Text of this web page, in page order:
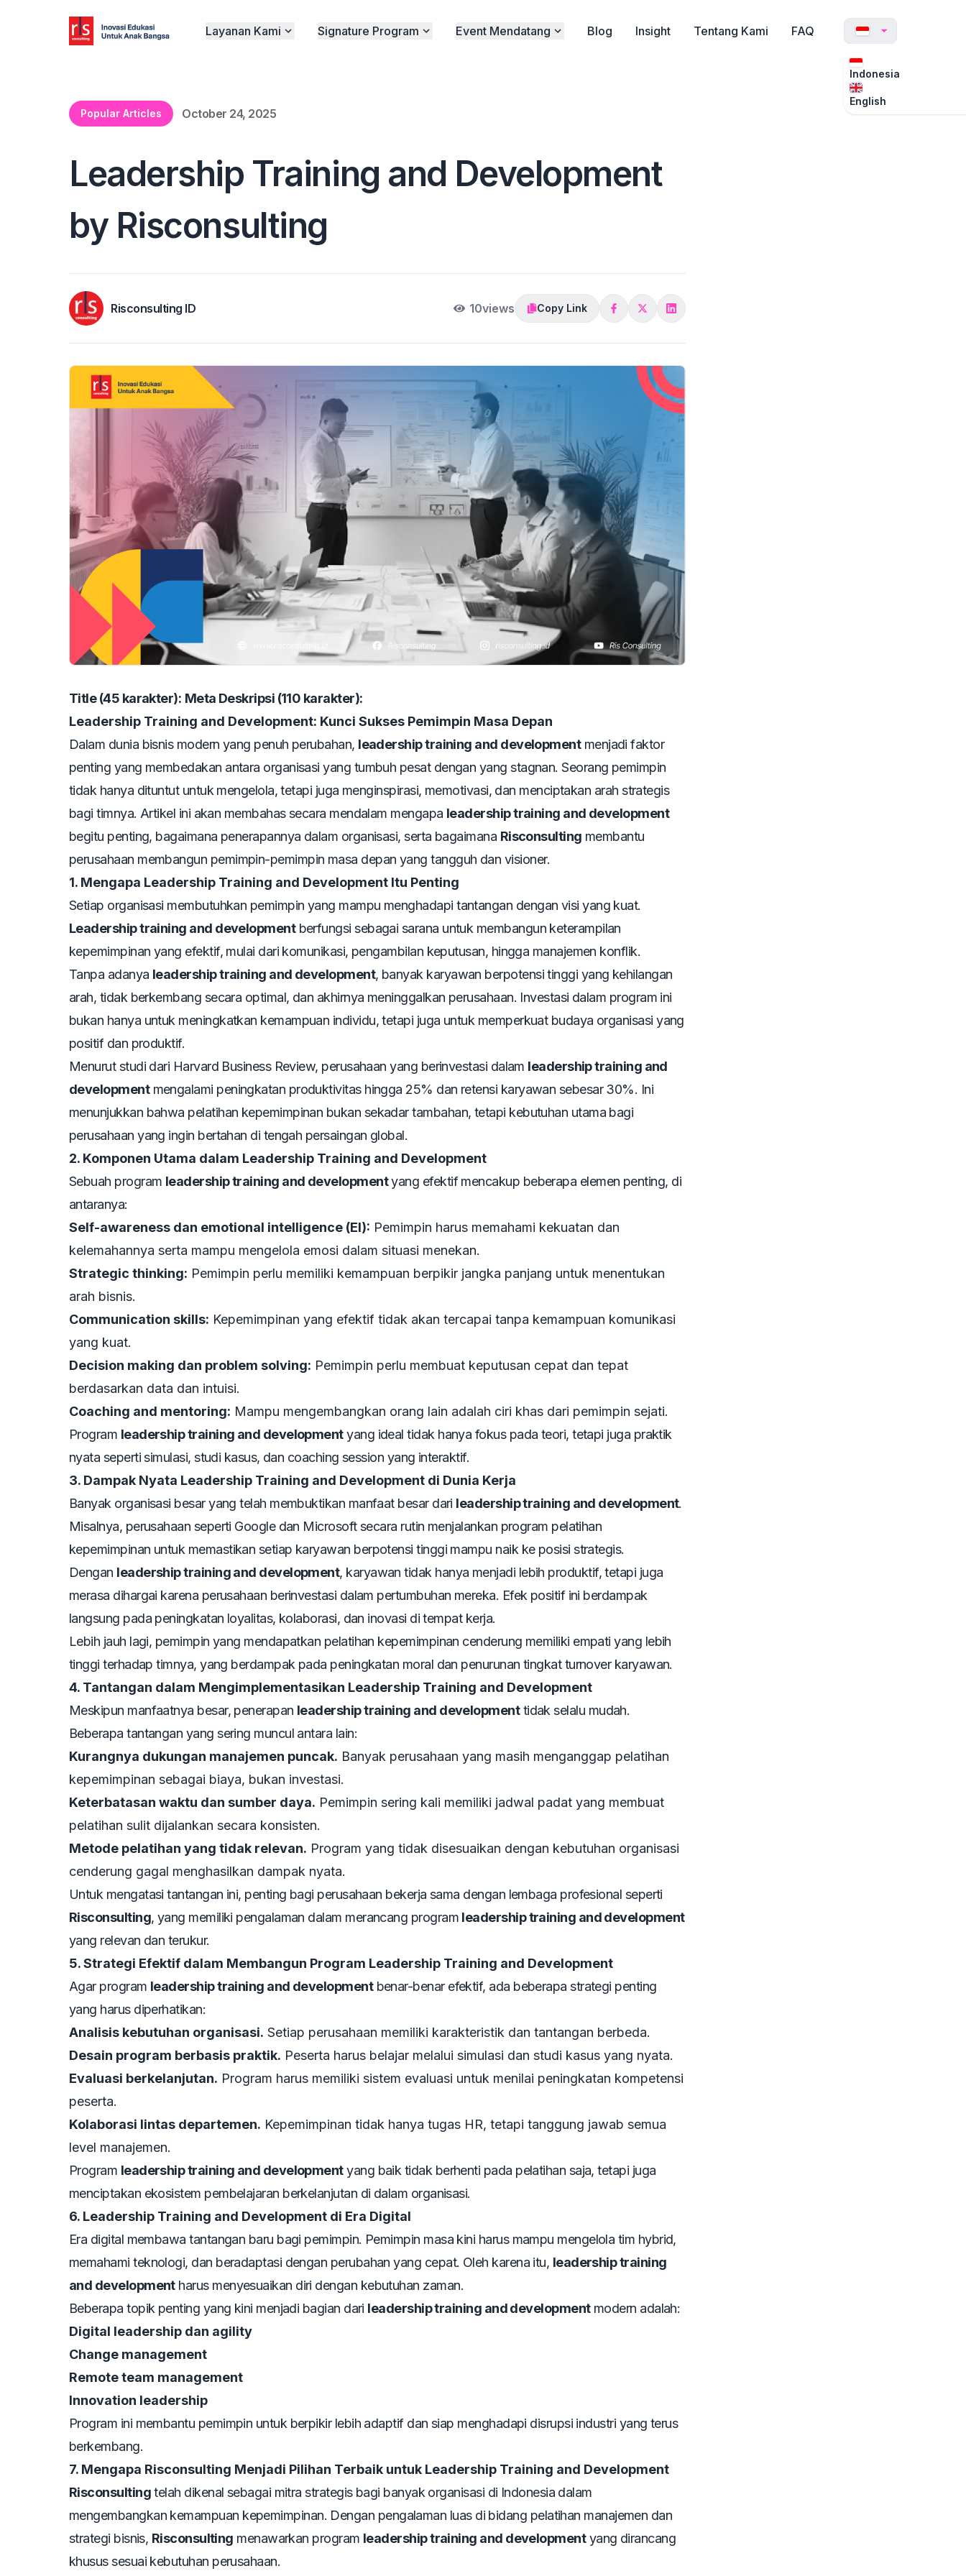
Layanan Kami Signature Program Event Mendatang Blog Insight Tentang Kami FAQ
Indonesia
English
Popular Articles
October 24, 2025
Leadership Training and Development
by Risconsulting
Risconsulting ID 10views Copy Link
Title (45 karakter): Meta Deskripsi (110 karakter):
Leadership Training and Development: Kunci Sukses Pemimpin Masa Depan
Dalam dunia bisnis modern yang penuh perubahan, leadership training and developmentmenjadi faktor
penting yang membedakan antara organisasi yang tumbuh pesat dengan yang stagnan. Seorang pemimpin
tidak hanya dituntut untuk mengelola, tetapi juga menginspirasi, memotivasi, dan menciptakan arah strategis
bagi timnya. Artikel ini akan membahas secara mendalam mengapa leadership training and development
begitu penting, bagaimana penerapannya dalam organisasi, serta bagaimana Risconsulting membantu
perusahaan membangun pemimpin-pemimpin masa depan yang tangguh dan visioner.
1. Mengapa Leadership Training and Development Itu Penting
Setiap organisasi membutuhkan pemimpin yang mampu menghadapi tantangan dengan visi yang kuat.
Leadership training and developmentberfungsi sebagai sarana untuk membangun keterampilan
kepemimpinan yang efektif, mulai dari komunikasi, pengambilan keputusan, hingga manajemen konflik.
Tanpa adanya leadership training and development, banyak karyawan berpotensi tinggi yang kehilangan
arah, tidak berkembang secara optimal, dan akhirnya meninggalkan perusahaan. Investasi dalam program ini
bukan hanya untuk meningkatkan kemampuan individu, tetapi juga untuk memperkuat budaya organisasi yang
positif dan produktif.
Menurut studi dari Harvard Business Review, perusahaan yang berinvestasi dalam leadership training and
developmentmengalami peningkatan produktivitas hingga 25% dan retensi karyawan sebesar 30%. Ini
menunjukkan bahwa pelatihan kepemimpinan bukan sekadar tambahan, tetapi kebutuhan utama bagi
perusahaan yang ingin bertahan di tengah persaingan global.
2. Komponen Utama dalam Leadership Training and Development
Sebuah program leadership training and developmentyang efektif mencakup beberapa elemen penting, di
antaranya:
Self-awareness dan emotional intelligence (EI): Pemimpin harus memahami kekuatan dan
kelemahannya serta mampu mengelola emosi dalam situasi menekan.
Strategic thinking: Pemimpin perlu memiliki kemampuan berpikir jangka panjang untuk menentukan
arah bisnis.
Communication skills: Kepemimpinan yang efektif tidak akan tercapai tanpa kemampuan komunikasi
yang kuat.
Decision making dan problem solving: Pemimpin perlu membuat keputusan cepat dan tepat
berdasarkan data dan intuisi.
Coaching and mentoring: Mampu mengembangkan orang lain adalah ciri khas dari pemimpin sejati.
Program leadership training and developmentyang ideal tidak hanya fokus pada teori, tetapi juga praktik
nyata seperti simulasi, studi kasus, dan coaching session yang interaktif.
3. Dampak Nyata Leadership Training and Development di Dunia Kerja
Banyak organisasi besar yang telah membuktikan manfaat besar dari leadership training and development.
Misalnya, perusahaan seperti Google dan Microsoft secara rutin menjalankan program pelatihan
kepemimpinan untuk memastikan setiap karyawan berpotensi tinggi mampu naik ke posisi strategis.
Dengan leadership training and development, karyawan tidak hanya menjadi lebih produktif, tetapi juga
merasa dihargai karena perusahaan berinvestasi dalam pertumbuhan mereka. Efek positif ini berdampak
langsung pada peningkatan loyalitas, kolaborasi, dan inovasi di tempat kerja.
Lebih jauh lagi, pemimpin yang mendapatkan pelatihan kepemimpinan cenderung memiliki empati yang lebih
tinggi terhadap timnya, yang berdampak pada peningkatan moral dan penurunan tingkat turnover karyawan.
4. Tantangan dalam Mengimplementasikan Leadership Training and Development
Meskipun manfaatnya besar, penerapan leadership training and developmenttidak selalu mudah.
Beberapa tantangan yang sering muncul antara lain:
Kurangnya dukungan manajemen puncak. Banyak perusahaan yang masih menganggap pelatihan
kepemimpinan sebagai biaya, bukan investasi.
Keterbatasan waktu dan sumber daya. Pemimpin sering kali memiliki jadwal padat yang membuat
pelatihan sulit dijalankan secara konsisten.
Metode pelatihan yang tidak relevan. Program yang tidak disesuaikan dengan kebutuhan organisasi
cenderung gagal menghasilkan dampak nyata.
Untuk mengatasi tantangan ini, penting bagi perusahaan bekerja sama dengan lembaga profesional seperti
Risconsulting, yang memiliki pengalaman dalam merancang program leadership training and development
yang relevan dan terukur.
5. Strategi Efektif dalam Membangun Program Leadership Training and Development
Agar program leadership training and developmentbenar-benar efektif, ada beberapa strategi penting
yang harus diperhatikan:
Analisis kebutuhan organisasi. Setiap perusahaan memiliki karakteristik dan tantangan berbeda.
Desain program berbasis praktik. Peserta harus belajar melalui simulasi dan studi kasus yang nyata.
Evaluasi berkelanjutan. Program harus memiliki sistem evaluasi untuk menilai peningkatan kompetensi
peserta.
Kolaborasi lintas departemen. Kepemimpinan tidak hanya tugas HR, tetapi tanggung jawab semua
level manajemen.
Program leadership training and developmentyang baik tidak berhenti pada pelatihan saja, tetapi juga
menciptakan ekosistem pembelajaran berkelanjutan di dalam organisasi.
6. Leadership Training and Development di Era Digital
Era digital membawa tantangan baru bagi pemimpin. Pemimpin masa kini harus mampu mengelola tim hybrid,
memahami teknologi, dan beradaptasi dengan perubahan yang cepat. Oleh karena itu, leadership training
and developmentharus menyesuaikan diri dengan kebutuhan zaman.
Beberapa topik penting yang kini menjadi bagian dari leadership training and developmentmodern adalah:
Digital leadership dan agility
Change management
Remote team management
Innovation leadership
Program ini membantu pemimpin untuk berpikir lebih adaptif dan siap menghadapi disrupsi industri yang terus
berkembang.
7. Mengapa Risconsulting Menjadi Pilihan Terbaik untuk Leadership Training and Development
Risconsultingtelah dikenal sebagai mitra strategis bagi banyak organisasi di Indonesia dalam
mengembangkan kemampuan kepemimpinan. Dengan pengalaman luas di bidang pelatihan manajemen dan
strategi bisnis, Risconsulting menawarkan program leadership training and developmentyang dirancang
khusus sesuai kebutuhan perusahaan.